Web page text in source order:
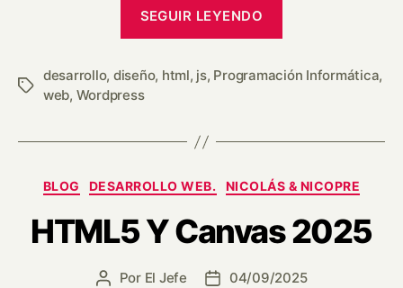
SEGUIR LEYENDO
desarrollo, diseño, html, js, Programación Informática,
web, Wordpress
BLOG DESARROLLO WEB. NICOLÁS & NICOPRE
HTML5 Y Canvas 2025
Por El Jefe
04/09/2025